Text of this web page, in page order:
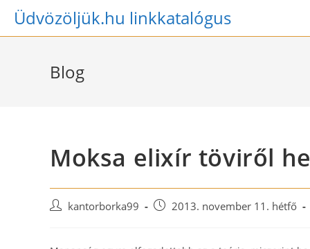
SkipÜdvözöljük.hu linkkatalógus
Blog
Moksa elixír töviről
Post kantorborka99
Post 2013. november 11. hétfő